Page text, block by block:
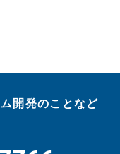
開発のことなど